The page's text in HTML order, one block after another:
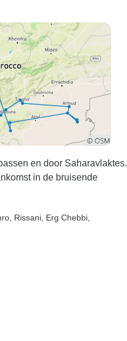
en door Saharavlaktes.
in de bruisende
, Rissani , Erg Chebbi